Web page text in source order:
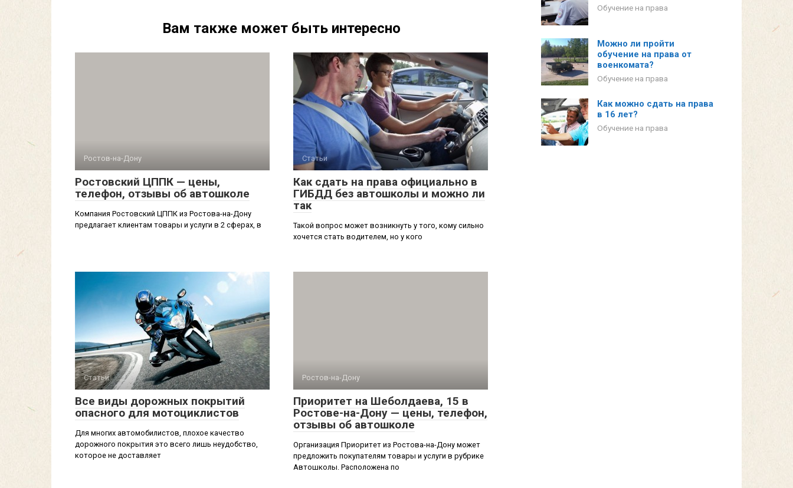
Вам также может быть интересно
Ростов-на-Дону
Ростовский ЦППК — цены,
телефон, отзывы об автошколе
Компания Ростовский ЦППК из Ростова-на-Дону
предлагает клиентам товары и услуги в 2 сферах, в
Статьи
Как сдать на права официально в
ГИБДД без автошколы и можно ли
так
Такой вопрос может возникнуть у того, кому сильно
хочется стать водителем, но у кого
Статьи
Все виды дорожных покрытий
опасного для мотоциклистов
Для многих автомобилистов, плохое качество
дорожного покрытия это всего лишь неудобство,
которое не доставляет
Ростов-на-Дону
Приоритет на Шеболдаева, 15 в
Ростове-на-Дону — цены, телефон,
отзывы об автошколе
Организация Приоритет из Ростова-на-Дону может
предложить покупателям товары и услуги в рубрике
Автошколы. Расположена по
Обучение на права
Можно ли пройти
обучение на права от
военкомата?
Обучение на права
Как можно сдать на права
в 16 лет?
Обучение на права